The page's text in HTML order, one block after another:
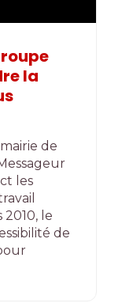
la
de
les
2010, le
de